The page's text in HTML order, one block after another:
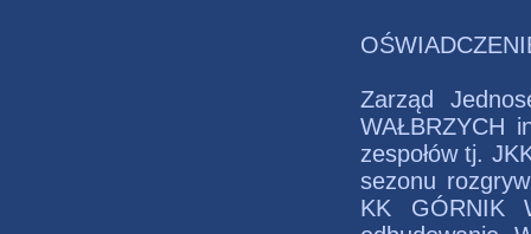
Zarząd
WAŁBRZYCH
zespołów tj.
sezonu
KK GÓRNIK